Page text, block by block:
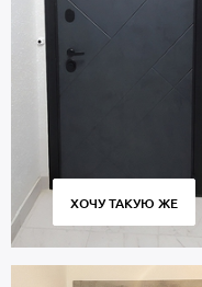
ХОЧУ ТАКУЮ ЖЕ